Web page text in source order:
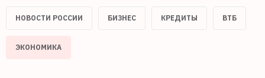
НОВОСТИ РОССИИ БИЗНЕС КРЕДИТЫ ВТБ
ЭКОНОМИКА